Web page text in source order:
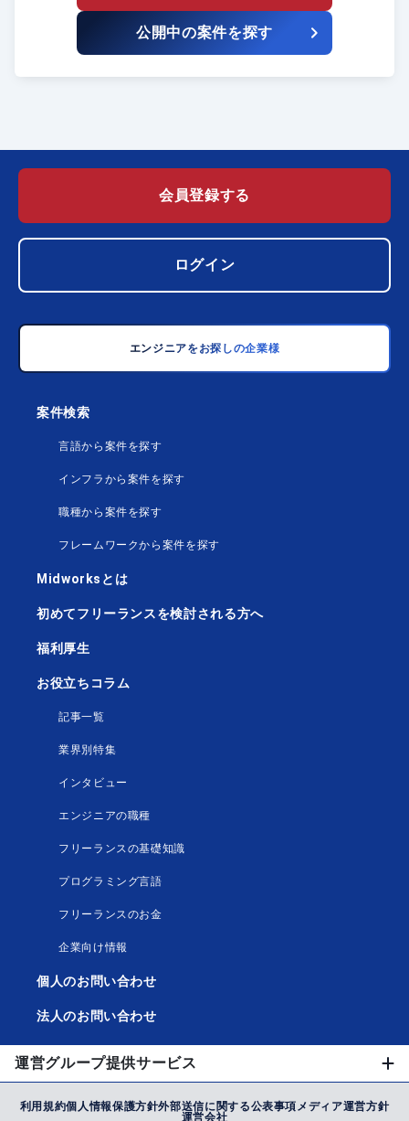
公開中の案件を探す
会員登録する
ログイン
エンジニアをお探しの企業様
案件検索
言語から案件を探す
インフラから案件を探す
職種から案件を探す
フレームワークから案件を探す
Midworksとは
初めてフリーランスを検討される方へ
福利厚生
お役立ちコラム
記事一覧
業界別特集
インタビュー
エンジニアの職種
フリーランスの基礎知識
プログラミング言語
フリーランスのお金
企業向け情報
個人のお問い合わせ
法人のお問い合わせ
運営グループ提供サービス
利用規約個人情報保護方針外部送信に関する公表事項メディア運営方針
運営会社